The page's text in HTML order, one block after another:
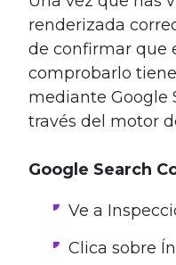
renderizada
de confirmar que
comprobarlo
mediante Google
través del motor
Google Search
Ve a
Clica sobre